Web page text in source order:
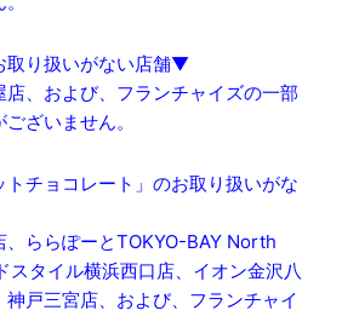
り扱いがない店舗▼
、および、フランチャイズの一部
ざいません。
チョコレート」のお取り扱いがな
、ららぽーとTOKYO-BAY North
スタイル横浜西口店、イオン金沢八
戸三宮店、および、フランチャイ